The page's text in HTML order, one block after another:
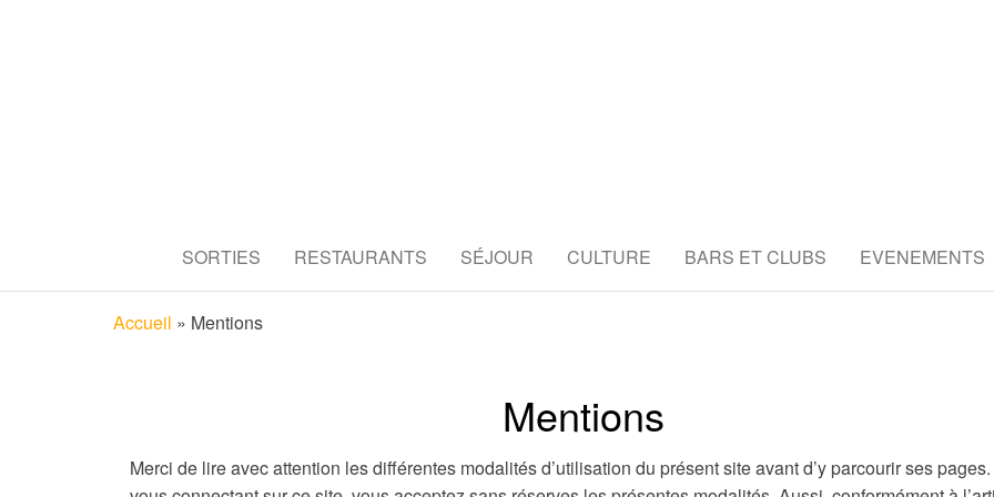
RESTAURANTS
SORTIES RESTAURANTS SÉJOUR CULTURE BARS ET CLUBS EVENEMENTS
Accueil » Mentions
Mentions
Merci de lire avec attention les différentes modalités d’utilisation du présent site avant d’y parcourir ses